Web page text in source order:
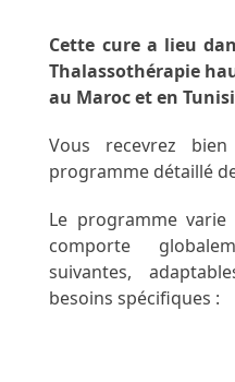
Cette cure a lieu
Thalassothérapie
au Maroc et en
Vous recevrez
programme détaillé
Le programme varie
comporte
suivantes,
besoins spécifiques :